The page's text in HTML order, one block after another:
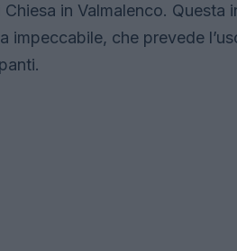
Chiesa in Valmalenco. Questa
impeccabile, che prevede